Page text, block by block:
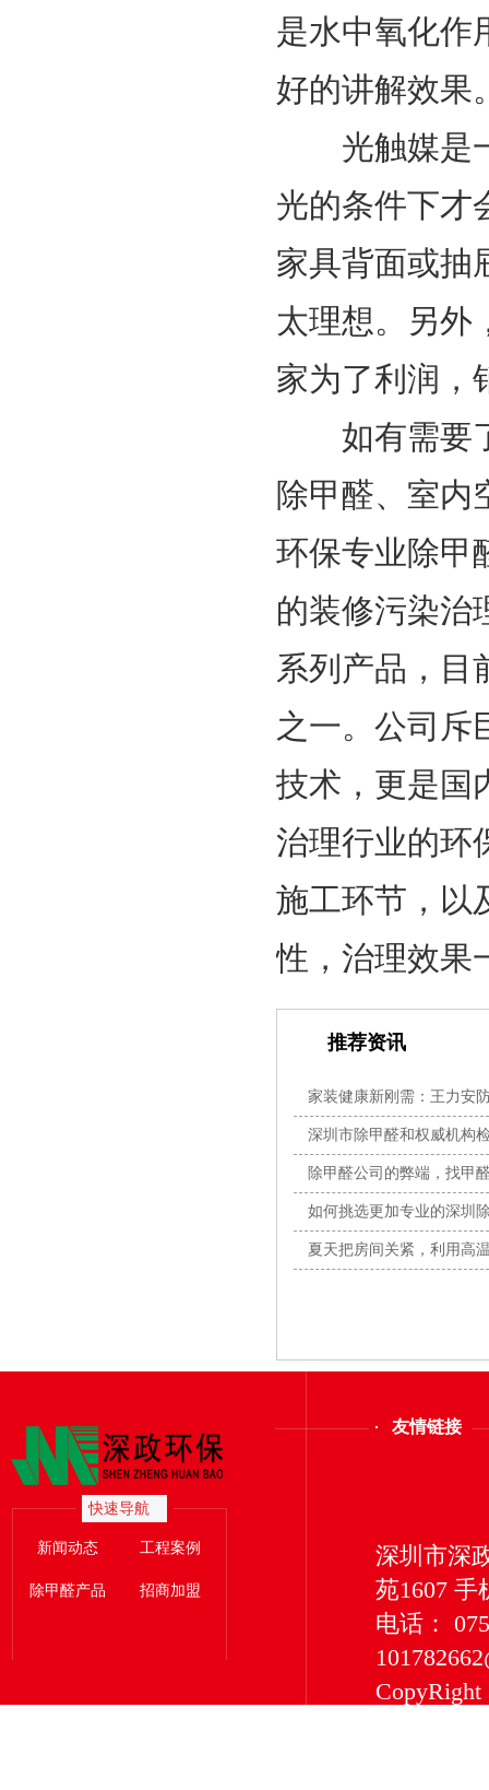
是水中氧化作
好的讲解效果
光触媒是一
光的条件下才
家具背面或抽
太理想。另外
家为了利润，
如有需要
除甲醛、室内
环保专业除甲
的装修污染治
系列产品，目
之一。公司斥
技术，更是国
治理行业的环
施工环节，以
性，治理效果
推荐资讯
家装健康新刚需：王力安
全闭
深圳市除甲醛和权威机构
除甲醛公司的弊端，找甲
素？
如何挑选更加专业的深圳
夏天把房间关紧，利用高
快速导航
新闻动态 工程案例
除甲醛产品 招商加盟
友情链接
深圳市深
苑1607 手
电话：